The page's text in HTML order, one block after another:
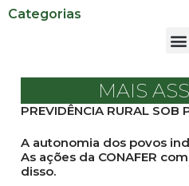
Categorias
MAIS
PREVIDÊNCIA RURAL SOB
A autonomia dos povos
As ações da CONAFER
disso.